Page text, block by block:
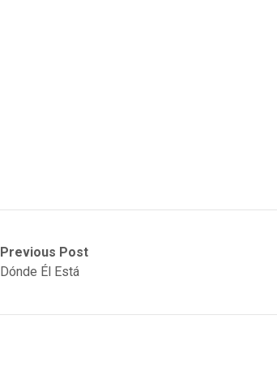
Post
navigation
Previous Post
Previous
post:
Dónde Él Está
Next
post: